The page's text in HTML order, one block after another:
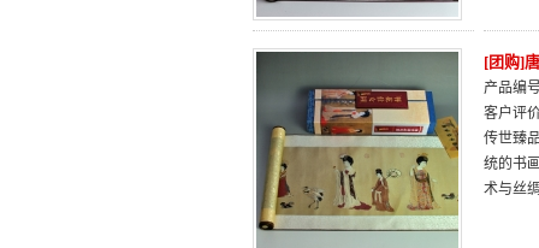
[团购]
产品编
客户评
传世臻
统的书
术与丝